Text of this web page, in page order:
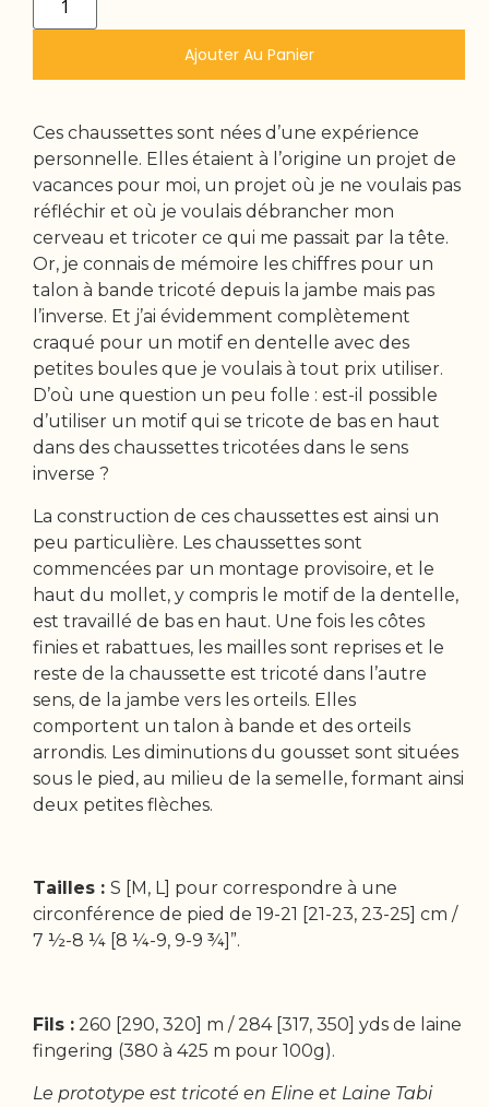
Ajouter Au Panier
Ces chaussettes sont nées d’une expérience
personnelle. Elles étaient à l’origine un projet de
vacances pour moi, un projet où je ne voulais pas
réfléchir et où je voulais débrancher mon
cerveau et tricoter ce qui me passait par la tête.
Or, je connais de mémoire les chiffres pour un
talon à bande tricoté depuis la jambe mais pas
l’inverse. Et j’ai évidemment complètement
craqué pour un motif en dentelle avec des
petites boules que je voulais à tout prix utiliser.
D’où une question un peu folle : est-il possible
d’utiliser un motif qui se tricote de bas en haut
dans des chaussettes tricotées dans le sens
inverse ?
La construction de ces chaussettes est ainsi un
peu particulière. Les chaussettes sont
commencées par un montage provisoire, et le
haut du mollet, y compris le motif de la dentelle,
est travaillé de bas en haut. Une fois les côtes
finies et rabattues, les mailles sont reprises et le
reste de la chaussette est tricoté dans l’autre
sens, de la jambe vers les orteils. Elles
comportent un talon à bande et des orteils
arrondis. Les diminutions du gousset sont situées
sous le pied, au milieu de la semelle, formant ainsi
deux petites flèches.
Tailles :S [M, L] pour correspondre à une
circonférence de pied de 19-21 [21-23, 23-25] cm /
7 ½-8 ¼ [8 ¼-9, 9-9 ¾]”.
Fils : 260 [290, 320] m / 284 [317, 350] yds de laine
fingering (380 à 425 m pour 100g).
Le prototype est tricoté en Eline et Laine Tabi